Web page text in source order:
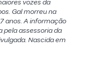
vozes da
Gal morreu na
anos. A informação
assessoria da
Nascida em